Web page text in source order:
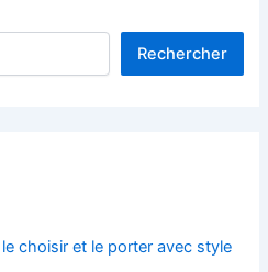
Rechercher
choisir et le porter avec style